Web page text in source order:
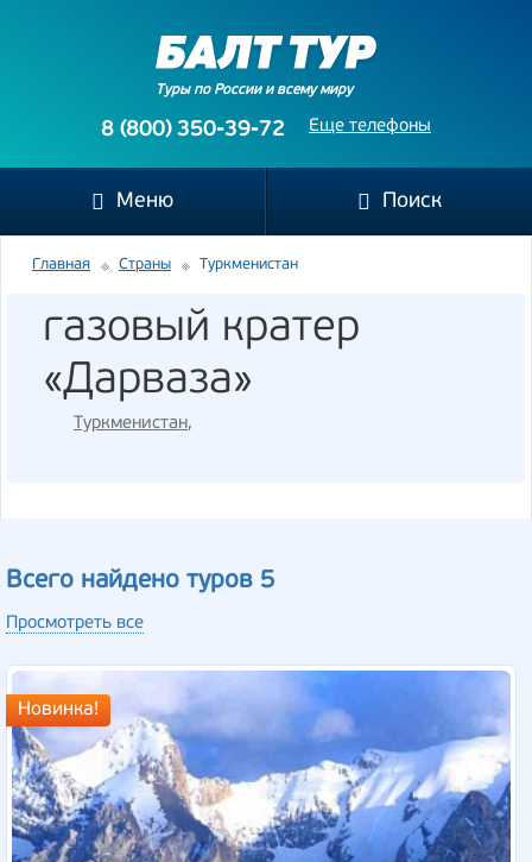
Туры по России и всему миру
Еще телефоны
8 (800) 350-39-72
Меню Поиск
Главная Страны Туркменистан
газовый кратер
«Дарваза»
Туркменистан,
Всего найдено туров 5
Просмотреть все
Новинка!